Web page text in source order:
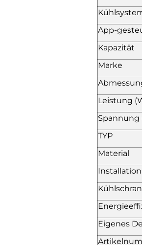
App-
Kapazität
Marke
Leistung
Spannung
TYP
Material
Installation
Eigenes